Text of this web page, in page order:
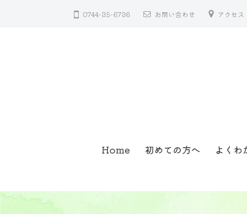
0744-35-6736 お問い合わせ アクセス
井
Home 初めての方へ よくわ
聴